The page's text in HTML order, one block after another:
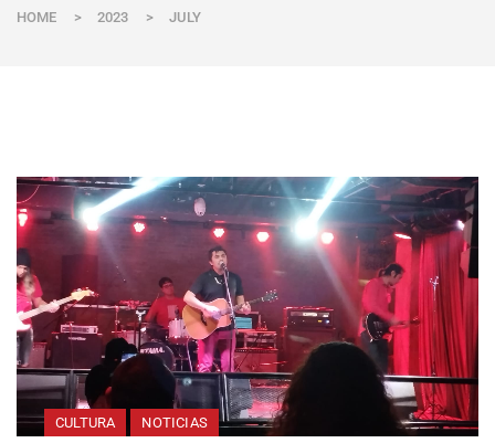
HOME > 2023 > JULY
CULTURA NOTICIAS